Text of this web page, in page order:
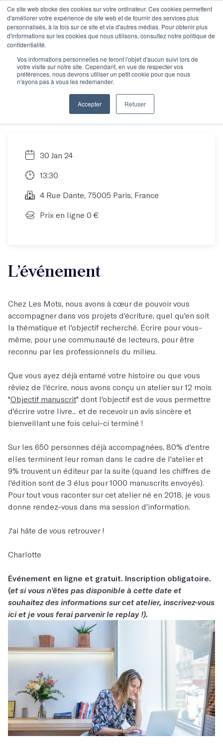
Ce site web stocke des cookies sur votre ordinateur. Ces cookies permettent
d'améliorer votre expérience de site web et de fournir des services plus
personnalisés, à la fois sur ce site et via d'autres médias. Pour obtenir plus
d'informations sur les cookies que nous utilisons, consultez notre politique de
confidentialité.
Vos informations personnelles ne feront l'objet d'aucun suivi lors de
votre visite sur notre site. Cependant, en vue de respecter vos
préférences, nous devrons utiliser un petit cookie pour que nous
n'ayons pas à vous les redemander.
Accepter Refuser
Objectif manuscrit :
Comment écrire son
roman en 12 mois ?
30 Jan 24
13:30
4 Rue Dante, 75005 Paris, France
Prix en ligne 0 €
L’événement
Chez Les Mots, nous avons à cœur de pouvoir vous
accompagner dans vos projets d'écriture, quel qu'en soit
la thématique et l'objectif recherché. Écrire pour vous-
même, pour une communauté de lecteurs, pour être
reconnu par les professionnels du milieu.
Que vous ayez déjà entamé votre histoire ou que vous
rêviez de l'écrire, nous avons conçu un atelier sur 12 mois
"Objectif manuscrit" dont l'objectif est de vous permettre
d'écrire votre livre... et de recevoir un avis sincère et
bienveillant une fois celui-ci terminé !
Sur les 650 personnes déjà accompagnées, 80% d'entre
elles terminent leur roman dans le cadre de l'atelier et
9% trouvent un éditeur par la suite (quand les chiffres de
l'édition sont de 3 élus pour 1000 manuscrits envoyés).
Pour tout vous raconter sur cet atelier né en 2018, je vous
donne rendez-vous dans ma session d'information.
J'ai hâte de vous retrouver !
Charlotte
Événement en ligne et gratuit. Inscription obligatoire.
(et si vous n'êtes pas disponible à cette date et
souhaitez des informations sur cet atelier, inscrivez-vous
ici et je vous ferai parvenir le replay !).